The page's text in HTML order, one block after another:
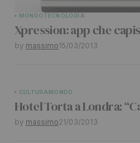
MONDOTECNOLOGIA
Xpression: app che
by massimo15/03/2013
CULTURAMONDO
Hotel Torta a Londra:
by massimo21/03/2013